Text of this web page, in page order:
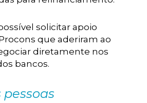
solicitar apoio
que aderiram ao
diretamente nos
bancos.
pessoas